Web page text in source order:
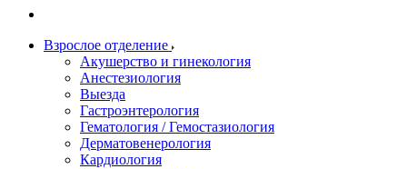
Взрослое отделение
Акушерство и гинекология
Анестезиология
Выезда
Гастроэнтерология
Гематология / Гемостазиология
Дерматовенерология
Кардиология